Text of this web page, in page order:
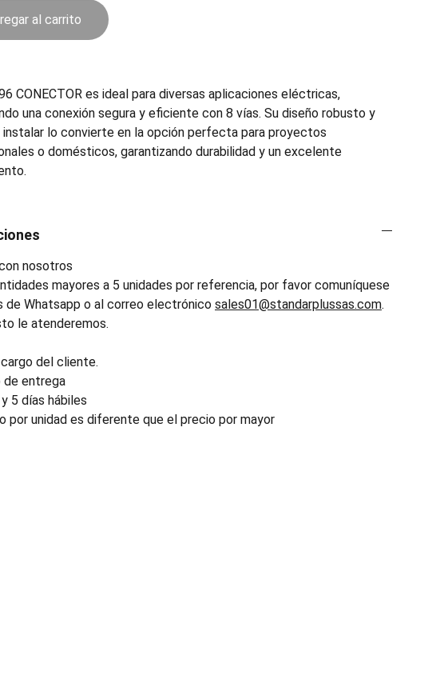
al carrito
CONECTOR es ideal para diversas aplicaciones eléctricas,
una conexión segura y eficiente con 8 vías. Su diseño robusto y
lo convierte en la opción perfecta para proyectos
o domésticos, garantizando durabilidad y un excelente
nosotros
mayores a 5 unidades por referencia, por favor comuníquese
de Whatsapp o al correo electrónico sales01@standarplussas.com.
le atenderemos.
del cliente.
de entrega
5 días hábiles
por unidad es diferente que el precio por mayor